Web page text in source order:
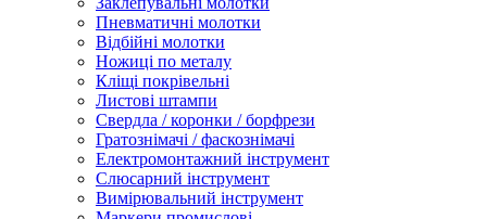
Пневматичні молотки
Відбійні молотки
Ножиці по металу
Кліщі покрівельні
Листові штампи
Свердла / коронки / борфрези
Гратознімачі / фаскознімачі
Електромонтажний інструмент
Слюсарний інструмент
Вимірювальний інструмент